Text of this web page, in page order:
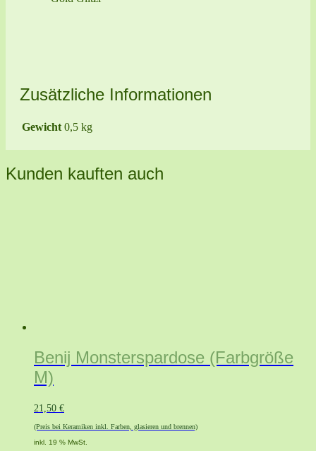
Zusätzliche Informationen
Gewicht 0,5 kg
Kunden kauften auch
Benij Monsterspardose (Farbgröße
M)
21,50 €
(Preis bei Keramiken inkl. Farben, glasieren und brennen)
inkl. 19 % MwSt.